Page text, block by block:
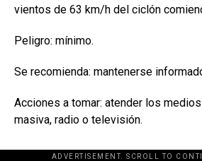
vientos de 63 km/h del ciclón
Peligro: mínimo.
Se recomienda: mantenerse
Acciones a tomar: atender los
masiva, radio o televisión.
ADVERTISEMENT. SCROLL TO